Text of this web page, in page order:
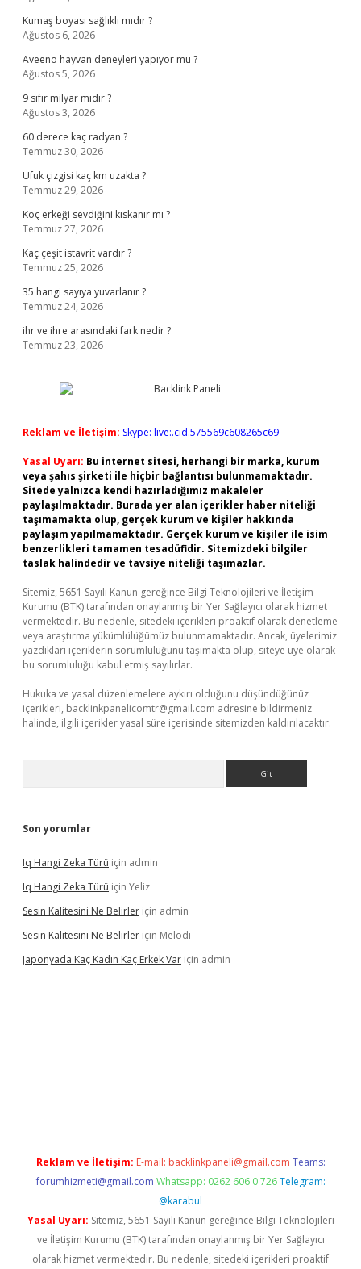
Kumaş boyası sağlıklı mıdır ?
Ağustos 6, 2026
Aveeno hayvan deneyleri yapıyor mu ?
Ağustos 5, 2026
9 sıfır milyar mıdır ?
Ağustos 3, 2026
60 derece kaç radyan ?
Temmuz 30, 2026
Ufuk çizgisi kaç km uzakta ?
Temmuz 29, 2026
Koç erkeği sevdiğini kıskanır mı ?
Temmuz 27, 2026
Kaç çeşit istavrit vardır ?
Temmuz 25, 2026
35 hangi sayıya yuvarlanır ?
Temmuz 24, 2026
ihr ve ihre arasındaki fark nedir ?
Temmuz 23, 2026
Reklam ve İletişim: Skype: live:.cid.575569c608265c69
Yasal Uyarı: Bu internet sitesi, herhangi bir marka, kurum
veya şahıs şirketi ile hiçbir bağlantısı bulunmamaktadır.
Sitede yalnızca kendi hazırladığımız makaleler
paylaşılmaktadır. Burada yer alan içerikler haber niteliği
taşımamakta olup, gerçek kurum ve kişiler hakkında
paylaşım yapılmamaktadır. Gerçek kurum ve kişiler ile isim
benzerlikleri tamamen tesadüfidir. Sitemizdeki bilgiler
taslak halindedir ve tavsiye niteliği taşımazlar.
Sitemiz, 5651 Sayılı Kanun gereğince Bilgi Teknolojileri ve İletişim
Kurumu (BTK) tarafından onaylanmış bir Yer Sağlayıcı olarak hizmet
vermektedir. Bu nedenle, sitedeki içerikleri proaktif olarak denetleme
veya araştırma yükümlülüğümüz bulunmamaktadır. Ancak, üyelerimiz
yazdıkları içeriklerin sorumluluğunu taşımakta olup, siteye üye olarak
bu sorumluluğu kabul etmiş sayılırlar.
Hukuka ve yasal düzenlemelere aykırı olduğunu düşündüğünüz
içerikleri, backlinkpanelicomtr@gmail.com adresine bildirmeniz
halinde, ilgili içerikler yasal süre içerisinde sitemizden kaldırılacaktır.
Son yorumlar
Iq Hangi Zeka Türü için admin
Iq Hangi Zeka Türü için Yeliz
Sesin Kalitesini Ne Belirler için admin
Sesin Kalitesini Ne Belirler için Melodi
Japonyada Kaç Kadın Kaç Erkek Var için admin
Reklam ve İletişim: E-mail: backlinkpaneli@gmail.com Teams:
forumhizmeti@gmail.com Whatsapp: 0262 606 0 726 Telegram:
@karabul
Yasal Uyarı: Sitemiz, 5651 Sayılı Kanun gereğince Bilgi Teknolojileri
ve İletişim Kurumu (BTK) tarafından onaylanmış bir Yer Sağlayıcı
olarak hizmet vermektedir. Bu nedenle, sitedeki içerikleri proaktif